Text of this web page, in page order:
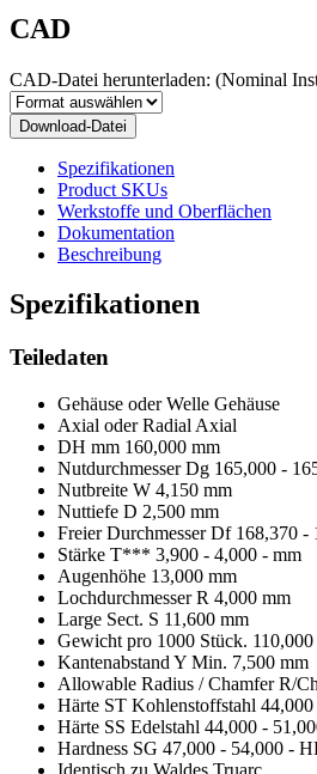
CAD
CAD-Datei herunterladen: (Nominal
Download-Datei
Spezifikationen
Product SKUs
Werkstoffe und Oberflächen
Dokumentation
Beschreibung
Spezifikationen
Teiledaten
Gehäuse oder Welle Gehäuse
Axial oder Radial Axial
DH mm 160,000 mm
Nutdurchmesser Dg 165,000 -
Nutbreite W 4,150 mm
Nuttiefe D 2,500 mm
Freier Durchmesser Df 168,370 -
Stärke T*** 3,900 - 4,000 - mm
Augenhöhe 13,000 mm
Lochdurchmesser R 4,000 mm
Large Sect. S 11,600 mm
Gewicht pro 1000 Stück.
Kantenabstand Y Min. 7,500 mm
Allowable Radius / Chamfer R/
Härte ST Kohlenstoffstahl
Härte SS Edelstahl 44,000 -
Hardness SG 47,000 - 54,000 -
Identisch zu Waldes Truarc